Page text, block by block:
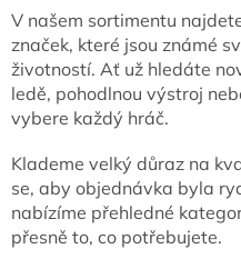
V našem sortimentu
značek, které jsou známé
životností. Ať už hledáte
ledě, pohodlnou výstroj
vybere každý hráč.
Klademe velký důraz na
se, aby objednávka byla
nabízíme přehledné
přesně to, co potřebujete.